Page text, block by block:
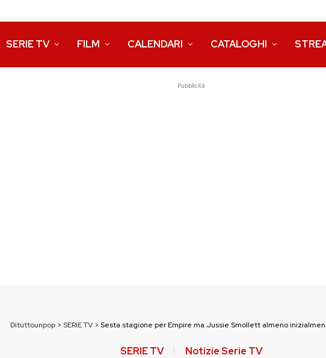
SERIE TV FILM CALENDARI CATALOGHI
Pubblicità
Dituttounpop > SERIE TV > Sesta stagione per Empire ma Jussie Smollett almeno
SERIE TV Notizie Serie TV